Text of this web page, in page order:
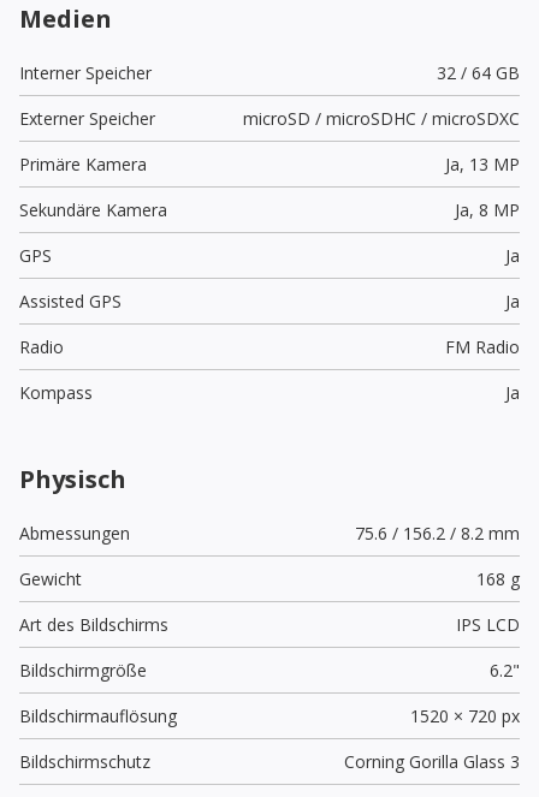
Medien
Interner Speicher
32 / 64 GB
Externer Speicher
microSD / microSDHC / microSDXC
Primäre Kamera
Ja, 13 MP
Sekundäre Kamera
Ja, 8 MP
GPS
Ja
Assisted GPS
Ja
Radio
FM Radio
Kompass
Ja
Physisch
Abmessungen
75.6 / 156.2 / 8.2 mm
Gewicht
168 g
Art des Bildschirms
IPS LCD
Bildschirmgröße
6.2"
Bildschirmauflösung
1520 × 720 px
Bildschirmschutz
Corning Gorilla Glass 3